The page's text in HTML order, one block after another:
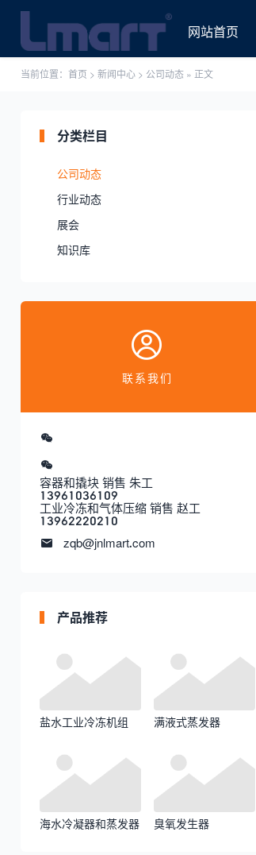
网站首页
当前位置： 首页 > 新闻中心> 公司动态» 正文
分类栏目
公司动态
行业动态
展会
知识库
联系我们
容器和撬块 销售 朱工
13961036109
工业冷冻和气体压缩 销售 赵工
13962220210
zqb@jnlmart.com
产品推荐
盐水工业冷冻机组 满液式蒸发器
海水冷凝器和蒸发器 臭氧发生器